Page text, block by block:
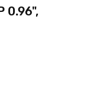
0.96",